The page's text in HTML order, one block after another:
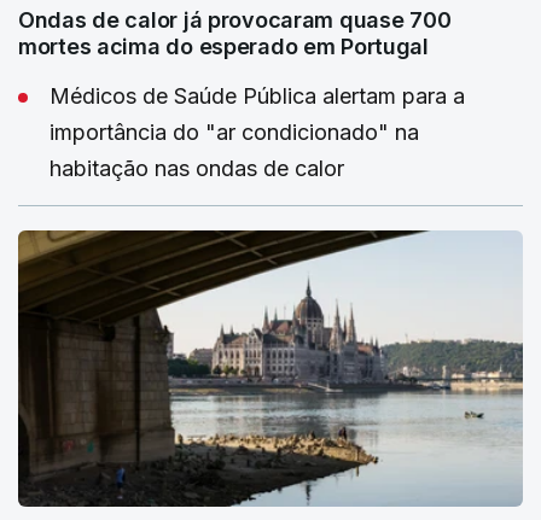
Ondas de calor já provocaram quase 700
mortes acima do esperado em Portugal
Médicos de Saúde Pública alertam para a
importância do "ar condicionado" na
habitação nas ondas de calor